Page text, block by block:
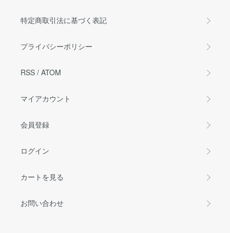
特定商取引法に基づく表記
プライバシーポリシー
RSS / ATOM
マイアカウント
会員登録
ログイン
カートを見る
お問い合わせ